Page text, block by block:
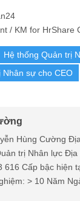
/ KM for HrShare
Hệ thống Quản trị
Nhân sự cho CEO
Hùng Cường
trị Nhân lực
616 Cấp bậc hiện
> 10 Năm